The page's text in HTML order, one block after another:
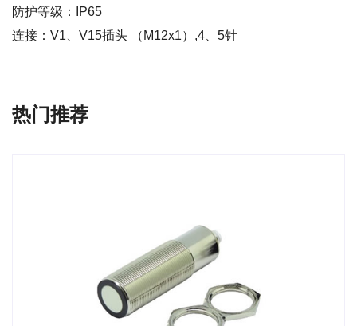
防护等级：IP65
连接：V1、V15插头 （M12x1）,4、5针
热门推荐